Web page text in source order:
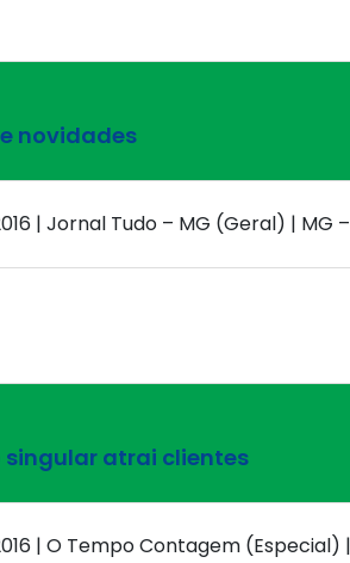
novidades
| Jornal Tudo – MG (Geral) | MG
singular atrai clientes
| O Tempo Contagem (Especial)